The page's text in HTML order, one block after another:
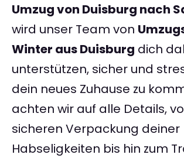
Umzug von Duisburg nach
wird unser Team von
Winter aus Duisburg dich
unterstützen, sicher und
dein neues Zuhause zu
achten wir auf alle Details,
sicheren Verpackung deiner
Habseligkeiten bis hin zum